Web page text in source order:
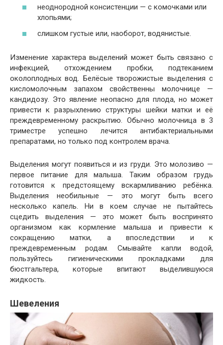
неоднородной консистенции — с комочками или
хлопьями;
слишком густые или, наоборот, водянистые.
Изменение характера выделений может быть связано с
инфекцией, отхождением пробки, подтеканием
околоплодных вод. Белёсые творожистые выделения с
кисломолочным запахом свойственны молочнице —
кандидозу. Это явление неопасно для плода, но может
привести к разрыхлению структуры шейки матки и её
преждевременному раскрытию. Обычно молочница в 3
триместре успешно лечится антибактериальными
препаратами, но только под контролем врача.
Выделения могут появиться и из груди. Это молозиво —
первое питание для малыша. Таким образом грудь
готовится к предстоящему вскармливанию ребёнка.
Выделения необильные — это могут быть всего
несколько капель. Ни в коем случае не пытайтесь
сцедить выделения — это может быть воспринято
организмом как кормление малыша и привести к
сокращению матки, а впоследствии и к
преждевременным родам. Смывайте капли водой,
пользуйтесь гигиеническими прокладками для
бюстгальтера, которые впитают выделившуюся
жидкость.
Шевеления